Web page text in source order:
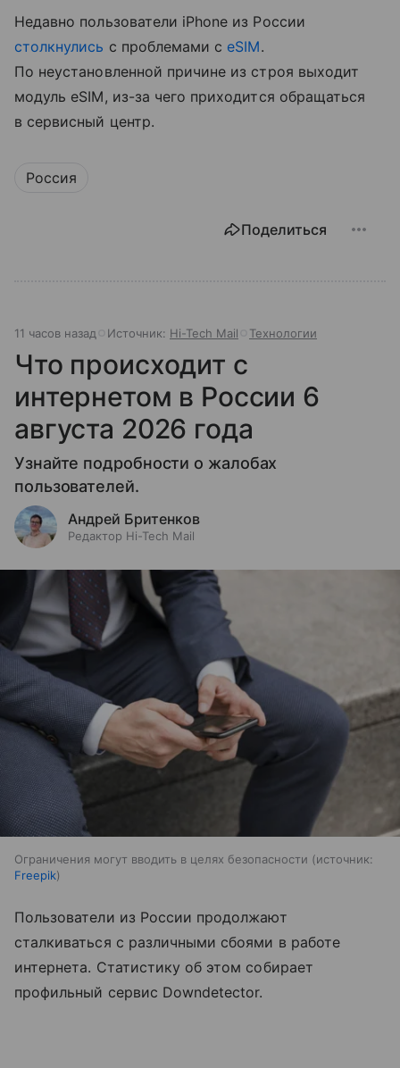
Недавно пользователи iPhone из России
столкнулись с проблемами с eSIM.
По неустановленной причине из строя выходит
модуль eSIM, из-за чего приходится обращаться
в сервисный центр.
Россия
Поделиться
11 часов назад Источник: Hi-Tech Mail Технологии
Что происходит с
интернетом в России 6
августа 2026 года
Узнайте подробности о жалобах
пользователей.
Андрей Бритенков
Редактор Hi-Tech Mail
Ограничения могут вводить в целях безопасности
источник:
Freepik
Пользователи из России продолжают
сталкиваться с различными сбоями в работе
интернета. Статистику об этом собирает
профильный сервис Downdetector.